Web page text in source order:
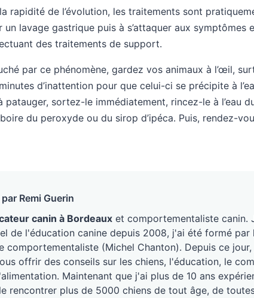
rapidité de l’évolution, les traitements sont
lavage gastrique puis à s’attaquer aux symptômes
des traitements de support.
par ce phénomène, gardez vos animaux à l’œil,
d’inattention pour que celui-ci se précipite à
patauger, sortez-le immédiatement, rincez-le à l’eau
du peroxyde ou du sirop d’ipéca. Puis, rendez-
Remi Guerin
canin à Bordeaux et comportementaliste canin.
de l'éducation canine depuis 2008, j'ai été formé par
comportementaliste (Michel Chanton). Depuis ce
offrir des conseils sur les chiens, l'éducation, le
Maintenant que j'ai plus de 10 ans
rencontrer plus de 5000 chiens de tout âge, de